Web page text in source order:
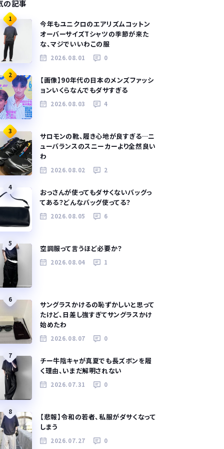
の記事
1
今年もユニクロのエアリズムコットン
オーバーサイズTシャツの季節が来た
な、マジでいいわこの服
2026.08.01 0
2
【画像】90年代の日本のメンズファッシ
ョンいくらなんでもダサすぎる
2026.08.03 4
3
サロモンの靴、履き心地が良すぎる…ニ
ューバランスのスニーカーより全然良い
わ
2026.08.02 2
4
おっさんが使ってもダサくないバッグっ
てある？どんなバッグ使ってる？
2026.08.05 6
5
空調服って言うほど必要か？
2026.08.04 1
6
サングラスかけるの恥ずかしいと思って
たけど、日差し強すぎてサングラスかけ
始めたわ
2026.08.07 0
7
チー牛陰キャが真夏でも長ズボンを履
く理由、いまだ解明されない
2026.07.31 0
8
【悲報】令和の若者、私服がダサくなって
しまう
2026.07.27 0